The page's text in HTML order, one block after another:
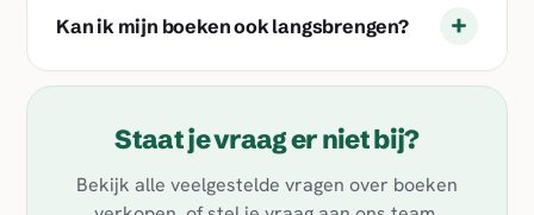
Kan ik mijn boeken ook langsbrengen? +
Staat je vraag er niet bij?
Bekijk alle veelgestelde vragen over boeken